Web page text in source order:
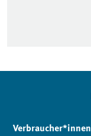
Verbraucher*innen